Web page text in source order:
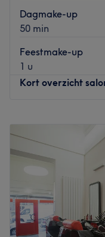
Dagmake-up
50 min
Feestmake-up
1 u
Kort overzicht
Woensdag
Donderdag
Zondag
Beauty Salon Spa,